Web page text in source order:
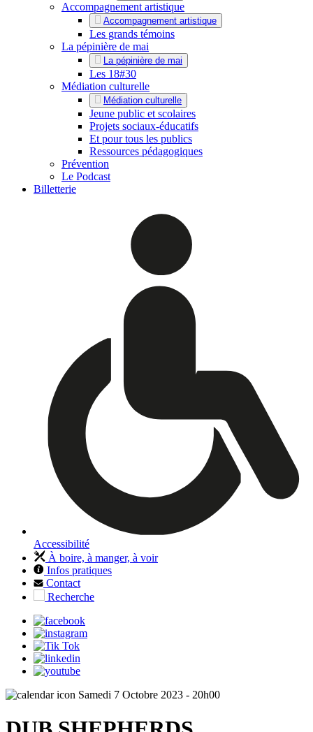
Accompagnement artistique
Accompagnement artistique
Les grands témoins
La pépinière de mai
La pépinière de mai
Les 18#30
Médiation culturelle
Médiation culturelle
Jeune public et scolaires
Projets sociaux-éducatifs
Et pour tous les publics
Ressources pédagogiques
Prévention
Le Podcast
Billetterie
Accessibilité
À boire, à manger, à voir
Infos pratiques
Contact
Recherche
Samedi 7 Octobre 2023 - 20h00